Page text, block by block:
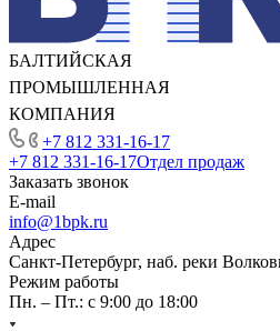
БАЛТИЙСКАЯ
ПРОМЫШЛЕННАЯ
КОМПАНИЯ
+7 812 331-16-17
+7 812 331-16-17Отдел продаж
Заказать звонок
E-mail
info@1bpk.ru
Адрес
Санкт-Петербург, наб. реки
Режим работы
Пн. – Пт.: с 9:00 до 18:00